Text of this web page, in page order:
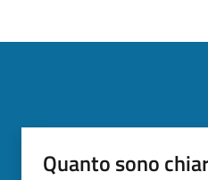
Quanto sono